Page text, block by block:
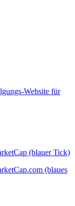
Website für
(blauer Tick)
(blaues